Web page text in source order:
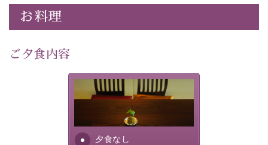
個室料亭、貸切風呂のご利用が可能な上、 安心安全にご
徹底した衛生管理を行っております。
-------------------------------------------------
・諏訪大社4社を巡る無料参拝バス（事前予約制）
・館内着をご用意
お料理
ご夕食内容
夕食なし
夕食なしご夕食を追加される
場合は、二食付きのプランを
お選びくださいませ。